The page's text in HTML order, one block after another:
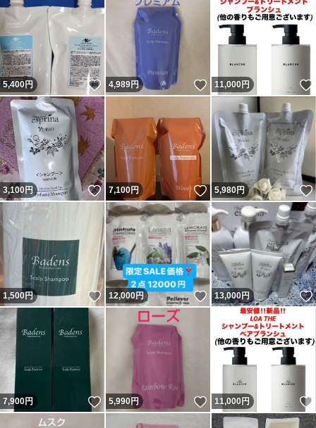
5,400円 いいね！
4,989円 いいね！
11,000円
3,100円 いいね！
7,100円 いいね！
5,980円
1,500円 いいね！
12,000円 いいね！
13,000円
7,900円 いいね！
5,990円 いいね！
11,000円